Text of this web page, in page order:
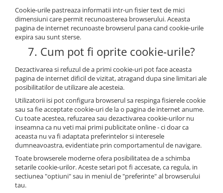
Cookie-urile pastreaza informatii intr-un fisier text de mici
dimensiuni care permit recunoasterea browserului. Aceasta
pagina de internet recunoaste browserul pana cand cookie-urile
expira sau sunt sterse.
7. Cum pot fi oprite cookie-urile?
Dezactivarea si refuzul de a primi cookie-uri pot face aceasta
pagina de internet dificil de vizitat, atragand dupa sine limitari ale
posibilitatilor de utilizare ale acesteia.
Utilizatorii isi pot configura browserul sa respinga fisierele cookie
sau sa fie acceptate cookie-uri de la o pagina de internet anume.
Cu toate acestea, refuzarea sau dezactivarea cookie-urilor nu
inseamna ca nu veti mai primi publicitate online - ci doar ca
aceasta nu va fi adaptata preferintelor si interesele
dumneavoastra, evidentiate prin comportamentul de navigare.
Toate browserele moderne ofera posibilitatea de a schimba
setarile cookie-urilor. Aceste setari pot fi accesate, ca regula, in
sectiunea "optiuni" sau in meniul de "preferinte" al browserului
tau.